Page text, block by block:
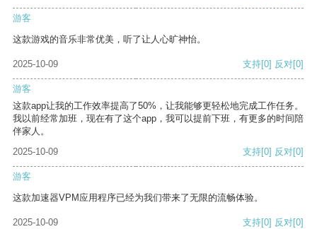
游客
这款游戏的音乐非常优美，听了让人心旷神怡。
2025-10-09 支持[0] 反对[0]
游客
这款app让我的工作效率提高了50%，让我能够更轻松地完成工作任务。
我以前经常加班，现在有了这个app，我可以提前下班，有更多的时间陪
伴家人。
2025-10-09
支持[0] 反对[0]
游客
这款加速器VPM应用程序已经为我们带来了无限的流畅体验。
2025-10-09 支持[0] 反对[0]